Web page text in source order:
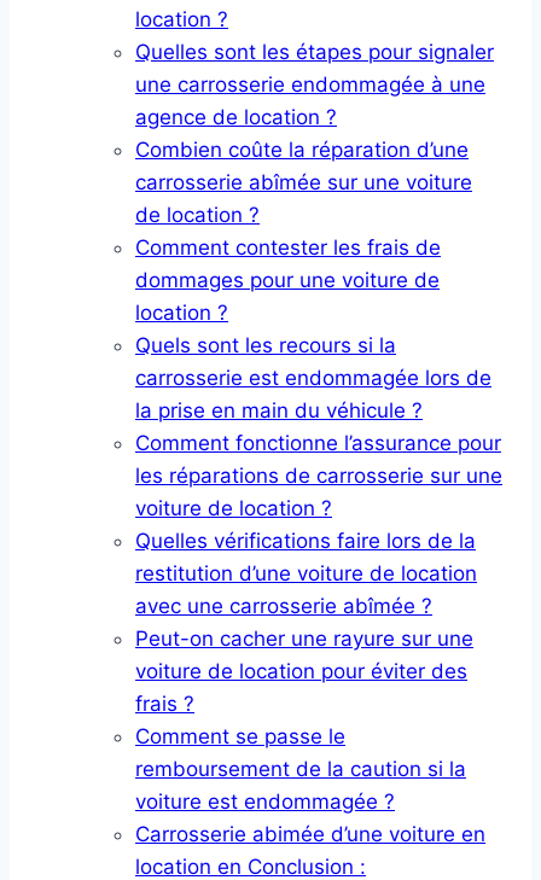
location ?
Quelles sont les étapes pour signaler
une carrosserie endommagée à une
agence de location ?
Combien coûte la réparation d’une
carrosserie abîmée sur une voiture
de location ?
Comment contester les frais de
dommages pour une voiture de
location ?
Quels sont les recours si la
carrosserie est endommagée lors de
la prise en main du véhicule ?
Comment fonctionne l’assurance pour
les réparations de carrosserie sur une
voiture de location ?
Quelles vérifications faire lors de la
restitution d’une voiture de location
avec une carrosserie abîmée ?
Peut-on cacher une rayure sur une
voiture de location pour éviter des
frais ?
Comment se passe le
remboursement de la caution si la
voiture est endommagée ?
Carrosserie abimée d’une voiture en
location en Conclusion :